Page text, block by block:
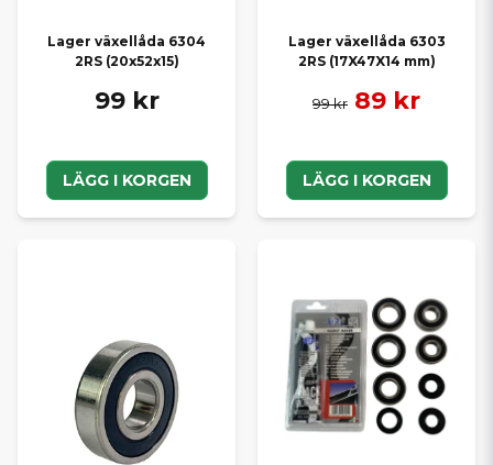
Lager växellåda 6304
2RS (20x52x15)
99 kr
LÄGG I KORGEN
Lager växellåda 6303
2RS (17X47X14 mm)
99 kr 89 kr
LÄGG I KORGEN